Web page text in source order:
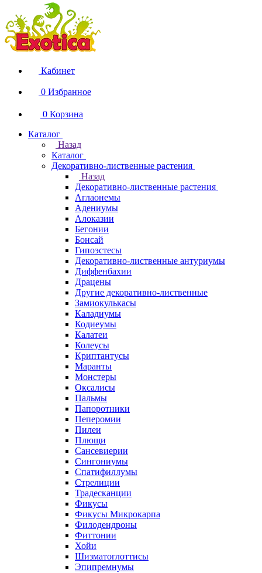
Кабинет
0 Избранное
0 Корзина
Каталог
Назад
Каталог
Декоративно-лиственные растения
Назад
Декоративно-лиственные растения
Аглаонемы
Адениумы
Алоказии
Бегонии
Бонсай
Гипоэстесы
Декоративно-лиственные антуриумы
Диффенбахии
Драцены
Другие декоративно-лиственные
Замиокулькасы
Каладиумы
Кодиеумы
Калатеи
Колеусы
Криптантусы
Маранты
Монстеры
Оксалисы
Пальмы
Папоротники
Пеперомии
Пилеи
Плющи
Сансевиерии
Сингониумы
Спатифиллумы
Стрелиции
Традесканции
Фикусы
Фикусы Микрокарпа
Филодендроны
Фиттонии
Хойи
Шизматоглоттисы
Эпипремнумы